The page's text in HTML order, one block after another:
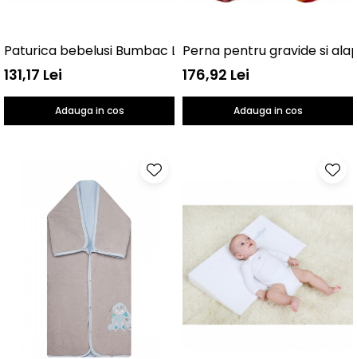
Paturica bebelusi Bumbac Linii 100x150 Womar Zaffiro
131,17 Lei
Adauga in cos
Perna pentru gravide si
176,92 Lei
Adauga in cos